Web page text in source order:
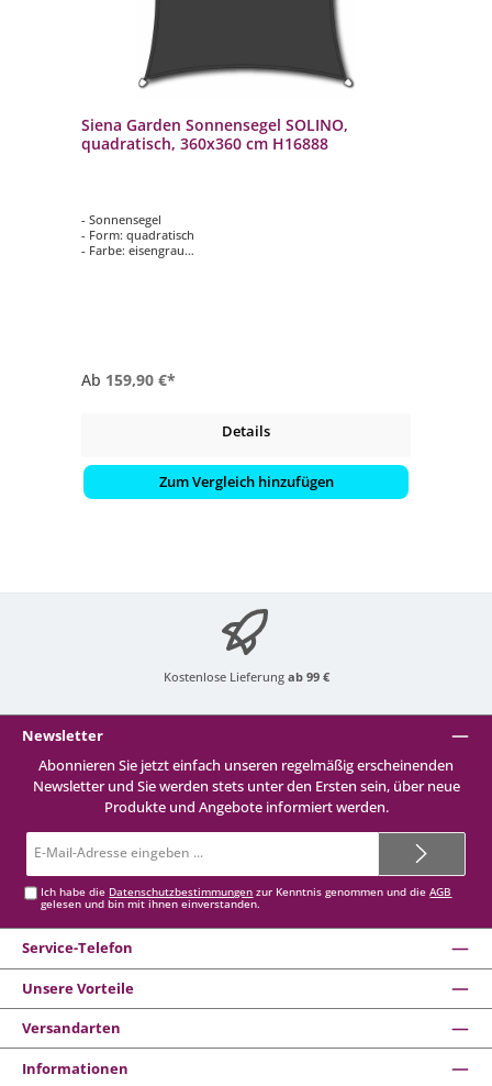
Siena Garden Sonnensegel SOLINO,
quadratisch, 360x360 cm H16888
- Sonnensegel
- Form: quadratisch
- Farbe: eisengrau
Ab 159,90 €*
Details
Zum Vergleich hinzufügen
Kostenlose Lieferung ab 99 €
Newsletter
Abonnieren Sie jetzt einfach unseren regelmäßig erscheinenden
Newsletter und Sie werden stets unter den Ersten sein, über neue
Produkte und Angebote informiert werden.
Mail-
Ich habe die Datenschutzbestimmungen zur Kenntnis genommen und dieAGB
gelesen und bin mit ihnen einverstanden.
Service-Telefon
Unsere Vorteile
Versandarten
Informationen